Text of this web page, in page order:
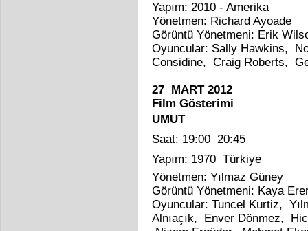
Yapım: 2010 - Amerika
Yönetmen: Richard Ayoade
Görüntü Yönetmeni: Erik
Oyuncular: Sally Hawkins,
Considine, Craig Roberts,
27 MART 2012
Film Gösterimi
UMUT
Saat: 19:00  20:45
Yapım: 1970  Türkiye
Yönetmen: Yılmaz Güney
Görüntü Yönetmeni: Kaya
Oyuncular: Tuncel Kurtiz,
Alnıaçık, Enver Dönmez,